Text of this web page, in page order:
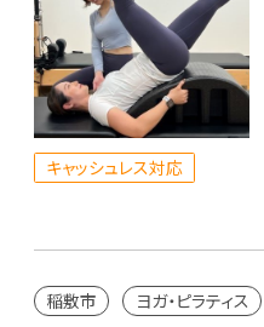
キャッシュレス対応
稲敷市 ヨガ・ピラティス